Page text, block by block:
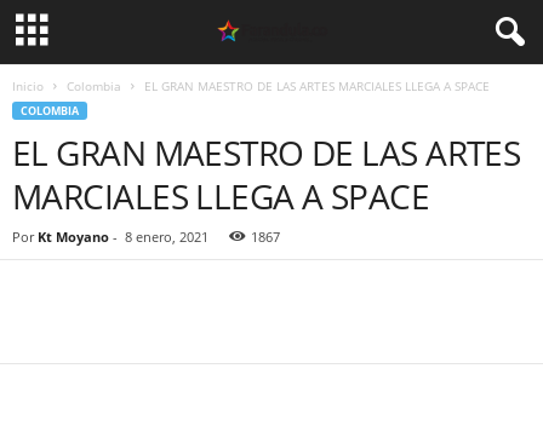
Inicio Colombia EL GRAN MAESTRO DE LAS ARTES MARCIALES LLEGA A SPACE
COLOMBIA
EL GRAN MAESTRO DE LAS ARTES
MARCIALES LLEGA A SPACE
Por Kt Moyano - 8 enero, 2021 1867